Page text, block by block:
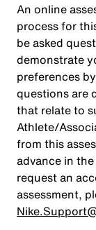
An online
process for
be asked
demonstrate
preferences
questions are
that relate to
Athlete/
from this
advance in
request an
assessment,